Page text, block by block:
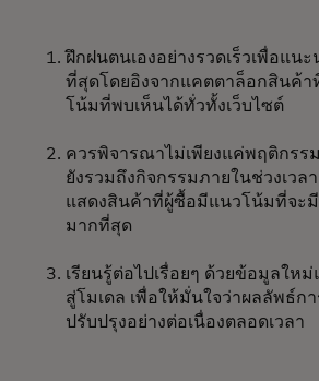
ฝึกฝนตนเองอย่างรวดเร็วเพื่อแน
ที่สุดโดยอิงจากแคตตาล็อกสินค้
โน้มที่พบเห็นได้ทั่วทั้งเว็บไซต์
ควรพิจารณาไม่เพียงแค่พฤติกรร
ยังรวมถึงกิจกรรมภายในช่วงเวล
แสดงสินค้าที่ผู้ซื้อมีแนวโน้มที่จะ
มากที่สุด
เรียนรู้ต่อไปเรื่อยๆ ด้วยข้อมูลให
สู่โมเดล เพื่อให้มั่นใจว่าผลลัพธ์ก
ปรับปรุงอย่างต่อเนื่องตลอดเวลา